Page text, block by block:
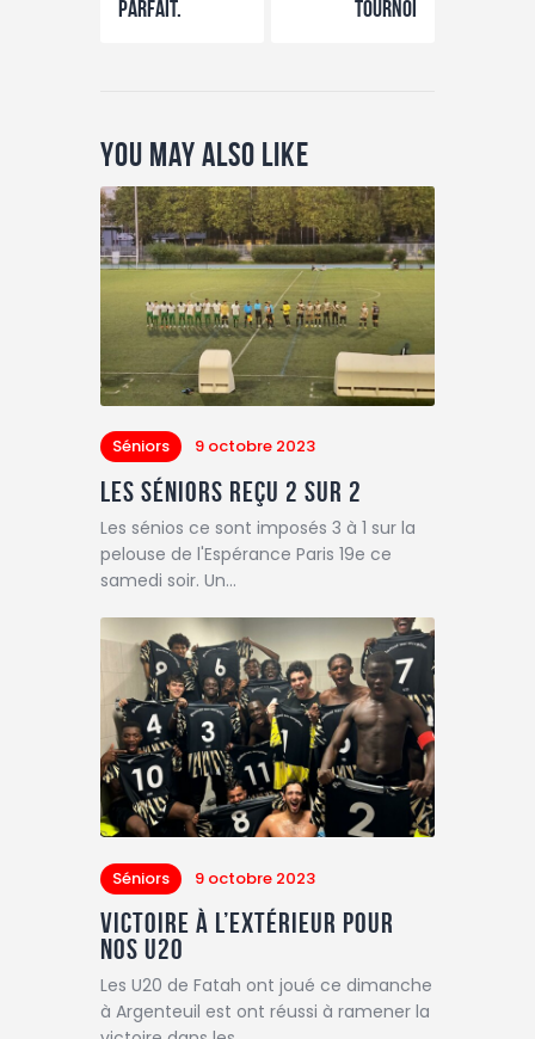
Parfait. tournoi
You May Also Like
Séniors 9 octobre 2023
Les séniors reçu 2 sur 2
Les sénios ce sont imposés 3 à 1 sur la
pelouse de l'Espérance Paris 19e ce
samedi soir. Un…
Séniors 9 octobre 2023
Victoire à l’extérieur pour
nos U20
Les U20 de Fatah ont joué ce dimanche
à Argenteuil est ont réussi à ramener la